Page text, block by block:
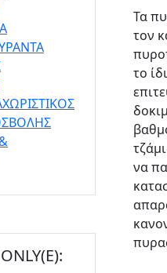
Τα
τον
το
να